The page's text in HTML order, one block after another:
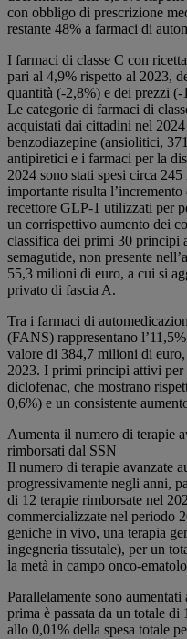
con obbligo di prescrizione
restante 48% a farmaci di
I farmaci di classe C con
pari al 4,9% rispetto al 2023,
quantità (‐2,8%) e dei prezzi
Le categorie di farmaci di
acquistati dai cittadini nel
benzodiazepine (ansiolitici,
antipiretici e i farmaci per la
2024 sono stati spesi circa
importante risulta
recettore GLP‐1 utilizzati per
un corrispettivo aumento dei
classifica dei primi 30 principi
semagutide, non presente
55,3 milioni di euro, a cui si
privato di fascia A.
Tra i farmaci di
(FANS) rappresentano
valore di 384,7 milioni di
2023. I primi principi attivi per
diclofenac, che mostrano
0,6%) e un consistente
Aumenta il numero di terapie
rimborsati dal SSN
Il numero di terapie avanzate
progressivamente negli anni,
di 12 terapie rimborsate nel
commercializzate nel periodo
geniche in vivo, una terapia
ingegneria tissutale), per un
la metà in campo
Parallelamente sono
prima è passata da un totale
allo 0,01% della spesa totale